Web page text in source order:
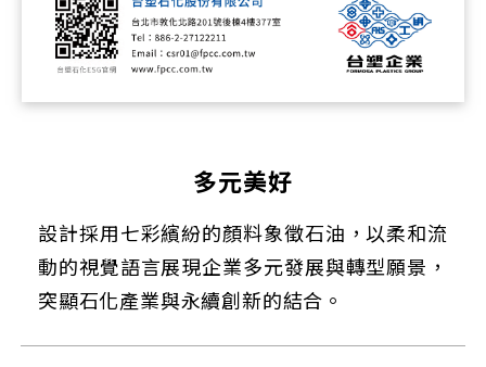
多元美好
設計採用七彩繽紛的顏料象徵石油，以柔和流
動的視覺語言展現企業多元發展與轉型願景，
突顯石化產業與永續創新的結合。